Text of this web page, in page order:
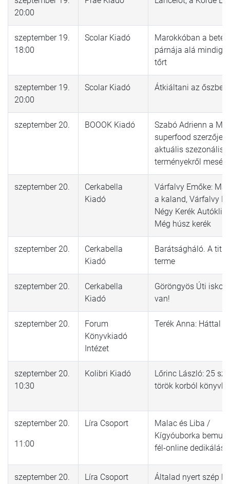
20:00
szeptember 19.
18:00
Scolar Kiadó
Marokkóban a beteg
párnája alá mindig
tőrt
szeptember 19.
20:00
Scolar Kiadó Átkiáltani az őszbe
szeptember 20. BOOOK Kiadó
Szabó Adrienn a
superfood szerzője
aktuális szezonális
terményekről mesél
szeptember 20.
Cerkabella
Kiadó
Várfalvy Emőke:
a kaland, Várfalvy
Négy Kerék
Még húsz kerék
szeptember 20.
Cerkabella
Kiadó
Barátságháló. A
terme
szeptember 20.
Cerkabella
Kiadó
Göröngyös Úti
van!
szeptember 20.
Forum
Könyvkiadó
Intézet
Terék Anna: Háttal
szeptember 20.
10:30
Kolibri Kiadó
Lőrinc László: 25
török korból
szeptember 20.
11:00
Líra Csoport
Malac és Liba /
Kígyóuborka
fél-online dedikálás
szeptember 20.
Líra Csoport
Általad nyert szép